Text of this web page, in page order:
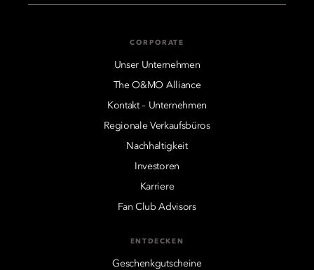
CORPORATE
Unser Unternehmen
The O&MO Alliance
Kontakt – Unternehmen
Regionale Verkaufsbüros
Nachhaltigkeit
Investoren
Karriere
Fan Club Advisors
ENTDECKEN
Geschenkgutscheine